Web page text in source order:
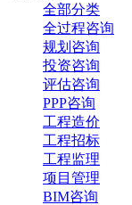
全部分类
全过程咨询
规划咨询
投资咨询
评估咨询
PPP咨询
工程造价
工程招标
工程监理
项目管理
BIM咨询